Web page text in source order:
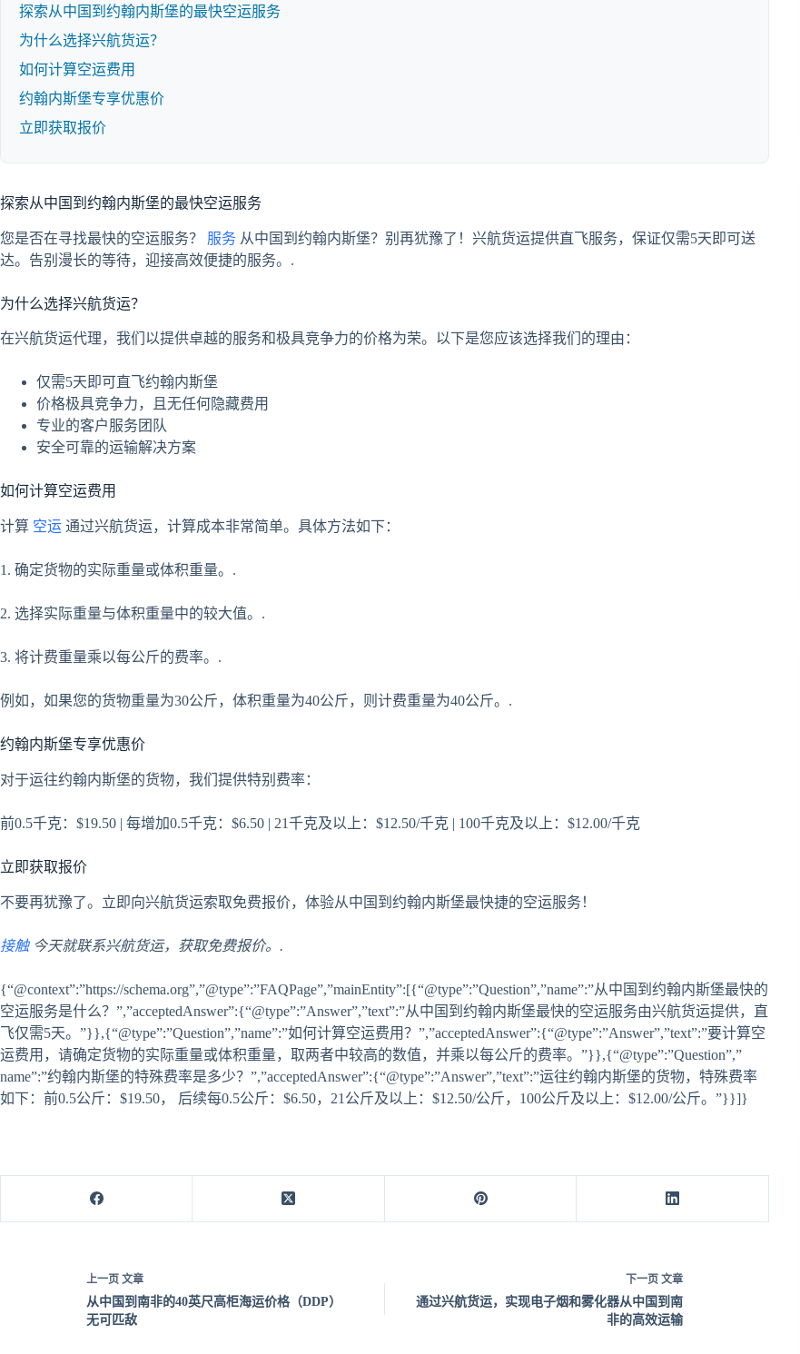
探索从中国到约翰内斯堡的最快空运服务
为什么选择兴航货运？
如何计算空运费用
约翰内斯堡专享优惠价
立即获取报价
探索从中国到约翰内斯堡的最快空运服务
您是否在寻找最快的空运服务？ 服务 从中国到约翰内斯堡？别再犹豫了！兴航货运提供直飞服务，保证仅需5天即可送
达。告别漫长的等待，迎接高效便捷的服务。.
为什么选择兴航货运？
在兴航货运代理，我们以提供卓越的服务和极具竞争力的价格为荣。以下是您应该选择我们的理由：
仅需5天即可直飞约翰内斯堡
价格极具竞争力，且无任何隐藏费用
专业的客户服务团队
安全可靠的运输解决方案
如何计算空运费用
计算 空运 通过兴航货运，计算成本非常简单。具体方法如下：
1. 确定货物的实际重量或体积重量。.
2. 选择实际重量与体积重量中的较大值。.
3. 将计费重量乘以每公斤的费率。.
例如，如果您的货物重量为30公斤，体积重量为40公斤，则计费重量为40公斤。.
约翰内斯堡专享优惠价
对于运往约翰内斯堡的货物，我们提供特别费率：
前0.5千克：$19.50 | 每增加0.5千克：$6.50 | 21千克及以上：$12.50/千克 | 100千克及以上：$12.00/千克
立即获取报价
不要再犹豫了。立即向兴航货运索取免费报价，体验从中国到约翰内斯堡最快捷的空运服务！
接触今天就联系兴航货运，获取免费报价。.
{“@context”:”https://schema.org”,”@type”:”FAQPage”,”mainEntity”:[{“@type”:”Question”,”name”:”从中国到约翰内斯堡最快的
空运服务是什么？”,”acceptedAnswer”:{“@type”:”Answer”,”text”:”从中国到约翰内斯堡最快的空运服务由兴航货运提供，直
飞仅需5天。”}},{“@type”:”Question”,”name”:”如何计算空运费用？”,”acceptedAnswer”:{“@type”:”Answer”,”text”:”要计算空
运费用，请确定货物的实际重量或体积重量，取两者中较高的数值，并乘以每公斤的费率。”}},{“@type”:”Question”,”
name”:”约翰内斯堡的特殊费率是多少？”,”acceptedAnswer”:{“@type”:”Answer”,”text”:”运往约翰内斯堡的货物，特殊费率
如下：前0.5公斤：$19.50， 后续每0.5公斤：$6.50，21公斤及以上：$12.50/公斤，100公斤及以上：$12.00/公斤。”}}]}
上一页 文章
从中国到南非的40英尺高柜海运价格（DDP）
无可匹敌
下一页 文章
通过兴航货运，实现电子烟和雾化器从中国到南
非的高效运输